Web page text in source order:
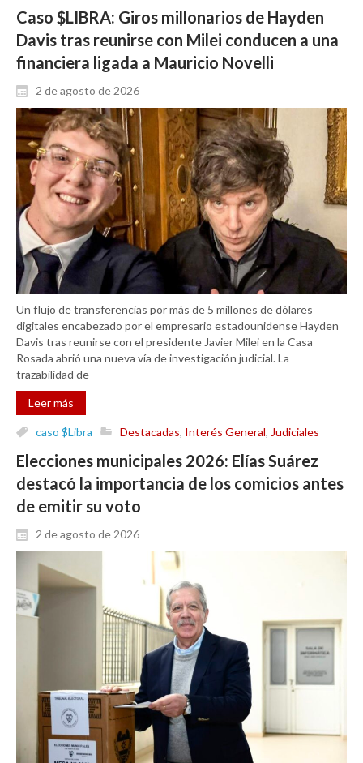
Caso $LIBRA: Giros millonarios de Hayden
Davis tras reunirse con Milei conducen a una
financiera ligada a Mauricio Novelli
2 de agosto de 2026
Un flujo de transferencias por más de 5 millones de dólares
digitales encabezado por el empresario estadounidense Hayden
Davis tras reunirse con el presidente Javier Milei en la Casa
Rosada abrió una nueva vía de investigación judicial. La
trazabilidad de
Leer más
caso $Libra Destacadas, Interés General, Judiciales
Elecciones municipales 2026: Elías Suárez
destacó la importancia de los comicios antes
de emitir su voto
2 de agosto de 2026